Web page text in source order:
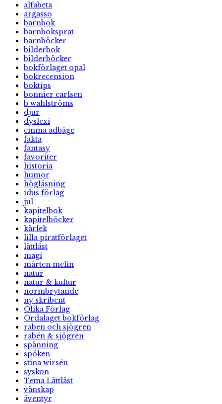
alfabeta
argasso
barnbok
barnboksprat
barnböcker
bilderbok
bilderböcker
bokförlaget opal
bokrecension
boktips
bonnier carlsen
b wahlströms
djur
dyslexi
emma adbåge
fakta
fantasy
favoriter
historia
humor
högläsning
idus förlag
jul
kapitelbok
kapitelböcker
kärlek
lilla piratförlaget
lättläst
magi
mårten melin
natur
natur & kultur
normbrytande
ny skribent
Olika Förlag
Ordalaget bokförlag
raben och sjögren
rabén & sjögren
spänning
spöken
stina wirsén
syskon
Tema Lättläst
vänskap
äventyr